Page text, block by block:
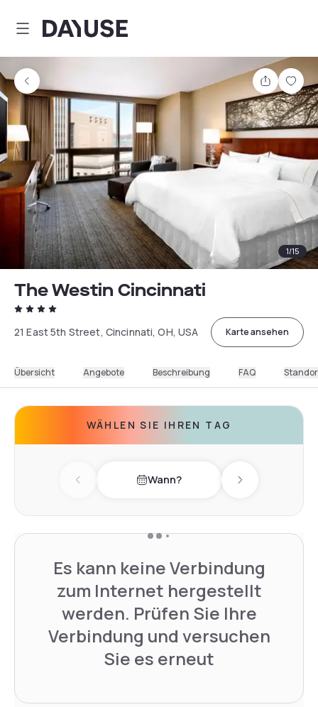
Dayuse
Teilen
1/15
The Westin Cincinnati
21 East 5th Street, Cincinnati, OH, USA Karte ansehen
Übersicht Angebote Beschreibung FAQ
WÄHLEN SIE IHREN TAG
Previous day Wann? Next day
Es kann keine Verbindung
zum Internet hergestellt
werden. Prüfen Sie Ihre
Verbindung und versuchen
Sie es erneut